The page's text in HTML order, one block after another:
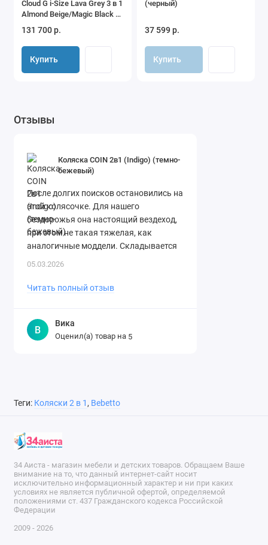
Cloud G i-Size Lava Grey 3 в 1
Almond Beige/Magic Black с
дождевиками
131 700 р.
Купить
(черный)
37 599 р.
Купить
Отзывы
Коляска COIN 2в1 (Indigo) (темно-
бежевый)
После долгих поисков остановились на
этой колясочке. Для нашего
бездорожья она настоящий вездеход,
при этом не такая тяжелая, как
аналогичные моддели. Складывается
легко. Спасибо огромное магазину за ..
05.03.2026
Читать полный отзыв
В
Вика
Оценил(а) товар на 5
Теги: Коляски 2 в 1, Bebetto
34 Аиста - магазин мебели и детских товаров. Обращаем Ваше
внимание на то, что данный интернет-сайт носит
исключительно информационный характер и ни при каких
условиях не является публичной офертой, определяемой
положениями ст. 437 Гражданского кодекса Российской
Федерации
2009 - 2026